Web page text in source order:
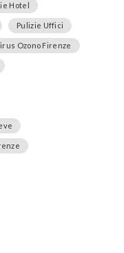
Hotel
Pulizie Uffici
Ozono Firenze